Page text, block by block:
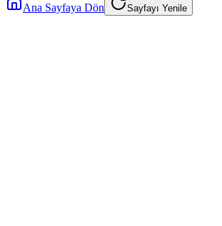
Ana Sayfaya Dön Sayfayı Yenile